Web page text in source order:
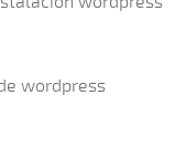
wordpress